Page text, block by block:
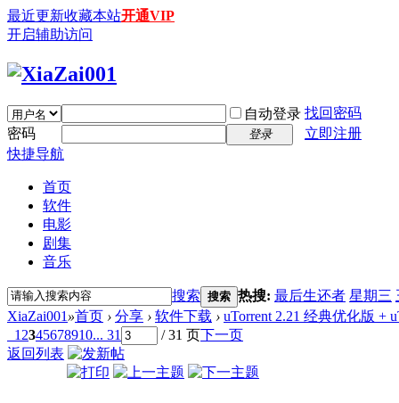
最近更新收藏本站开通VIP
开启辅助访问
自动登录 找回密码
密码
登录
立即注册
快捷导航
首页
软件
电影
剧集
音乐
搜索 搜索 热搜: 最后生还者 星期三
XiaZai001 »首页 › 分享 › 软件下载 › uTorrent 2.21 经典优化版 +
1 2345678910... 31 / 31 页下一页
返回列表